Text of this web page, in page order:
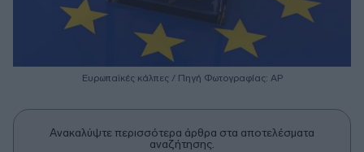
Ευρωπαϊκές κάλπες / Πηγή Φωτογραφίας: ΑΡ
Ανακαλύψτε περισσότερα άρθρα στα αποτελέσματα
αναζήτησης.